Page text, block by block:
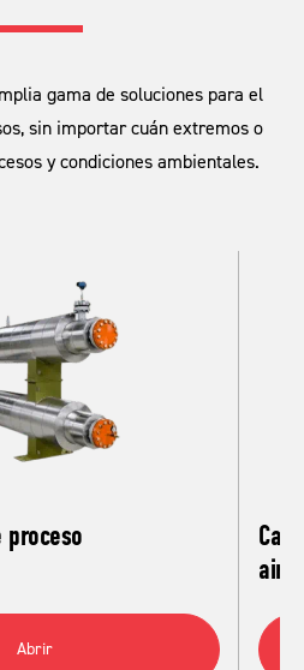
gama de soluciones para el
sin importar cuán extremos o
y condiciones ambientales.
proceso
Abrir
aire